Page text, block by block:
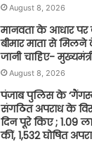
August 8, 2026
मानवता के आधार पर
बीमार माता से
जानी चाहिए-
August 8, 2026
पंजाब पुलिस के
संगठित अपराध के
दिन पूरे किए ; 1.09
कीं, 1,532 घोषित